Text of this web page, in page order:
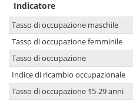
Indicatore
Tasso di occupazione maschile
Tasso di occupazione femminile
Tasso di occupazione
Indice di ricambio occupazionale
Tasso di occupazione 15-29 anni